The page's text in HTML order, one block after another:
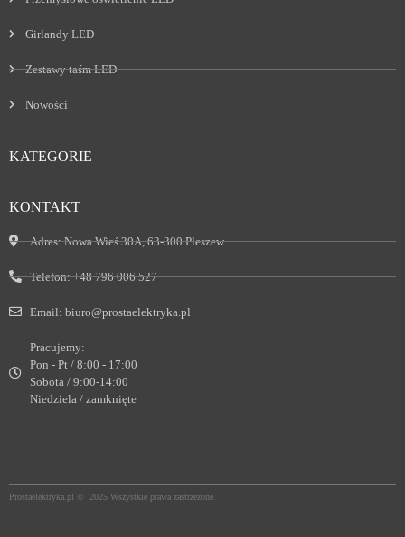
Girlandy LED
Zestawy taśm LED
Nowości
KATEGORIE
KONTAKT
Adres:Nowa Wieś 30A, 63-300 Pleszew
Telefon:+48 796 006 527
Email:biuro@prostaelektryka.pl
Pracujemy:
Pon - Pt / 8:00 - 17:00
Sobota / 9:00-14:00
Niedziela / zamknięte
Prostaelektryka.pl © 2025 Wszystkie prawa zastrzeżone.